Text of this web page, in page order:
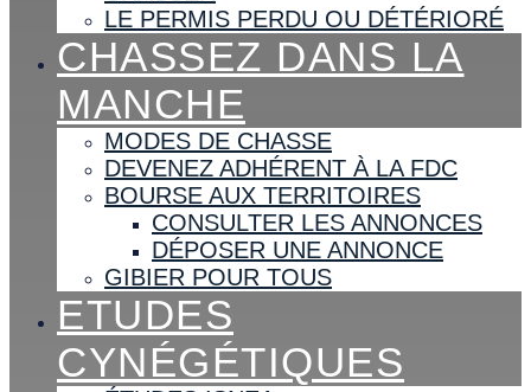
LE PERMIS PERDU OU DÉTÉRIORÉ
CHASSEZ DANS LA
MANCHE
MODES DE CHASSE
DEVENEZ ADHÉRENT À LA FDC
BOURSE AUX TERRITOIRES
CONSULTER LES ANNONCES
DÉPOSER UNE ANNONCE
GIBIER POUR TOUS
ETUDES
CYNÉGÉTIQUES